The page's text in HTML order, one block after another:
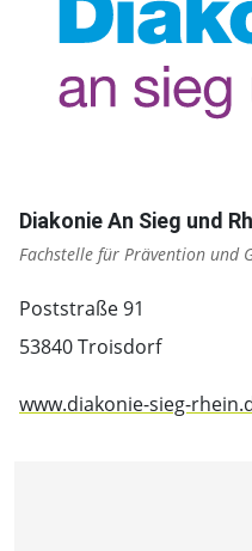
Diakonie An Sieg und
Fachstelle für Prävention und
Poststraße 91
53840 Troisdorf
www.diakonie-sieg-